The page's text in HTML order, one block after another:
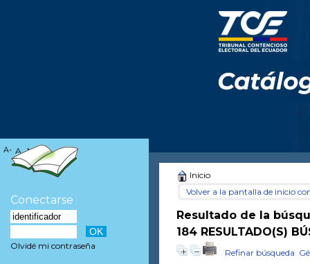
Inicio
Volver a la pantalla de inicio
Resultado de la
184 RESULTADO(S)
Refinar búsqueda
A- A A+
Conectarse
Olvidé mi contraseña